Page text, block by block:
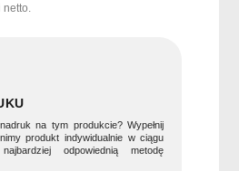
na tym produkcie? Wypełnij
produkt indywidualnie w ciągu
odpowiednią metodę